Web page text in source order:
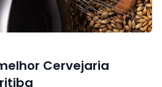
Cervejaria